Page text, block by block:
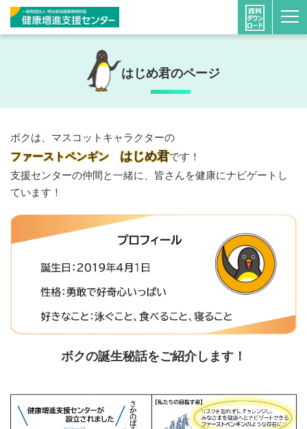
ホーム 支援センターについて はじめ君のページ
はじめ君のページ
ボクは、マスコットキャラクターの
ファーストペンギン はじめ君です！
支援センターの仲間と一緒に、皆さんを健康にナビゲートし
ています！
ボクの誕生秘話をご紹介します！